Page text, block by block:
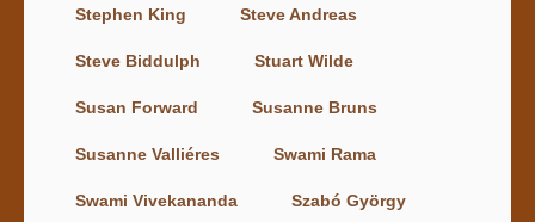
Stephen King Steve Andreas
Steve Biddulph Stuart Wilde
Susan Forward Susanne Bruns
Susanne Valliéres Swami Rama
Swami Vivekananda Szabó György